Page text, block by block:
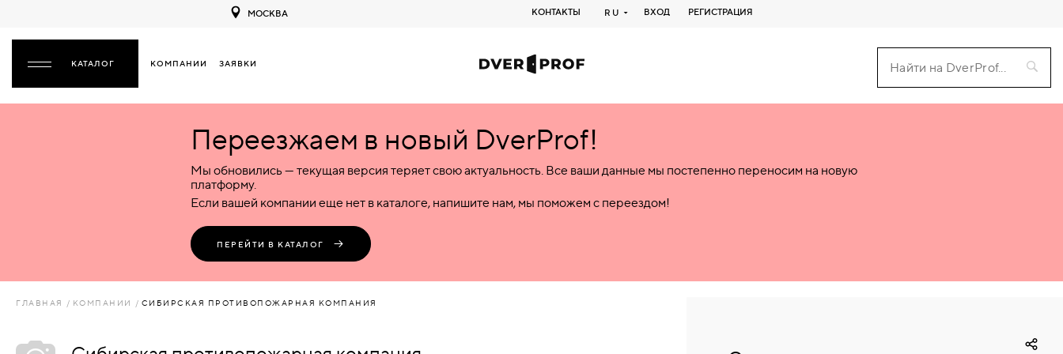
МОСКВА КОНТАКТЫ RU ВХОД РЕГИСТРАЦИЯ
КОМПАНИИ ЗАЯВКИ
НАЗАД
ПЛАСТИКОВЫЕ
КОМБИНИРОВАННЫЕ
Межкомнатные
Деревянные
Пластиковые
Комбинированные
Входные
Металлические
Пластиковые
Стеклянные
Комбинированные
Специализированные
Металлические
Пластиковые
Стеклянные
Комбинированные
Переезжаем в новый DverProf!
Мы обновились — текущая версия теряет свою актуальность. Все ваши данные мы постепенно переносим на новую
платформу.
Если вашей компании еще нет в каталоге, напишите нам, мы поможем с переездом!
ПЕРЕЙТИ В КАТАЛОГ
ГЛАВНАЯ КОМПАНИИ СИБИРСКАЯ ПРОТИВОПОЖАРНАЯ КОМПАНИЯ